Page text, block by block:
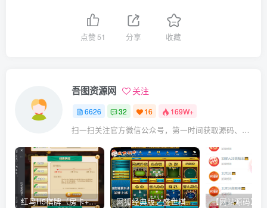
点赞 51 分享 收藏
吾图资源网 关注
6626 32 16 169W+
扫一扫关注官方微信公众号，第一时间获取源码、网赚项目资源教程，自媒体等知识干货，让互联网创业赚钱更简单。
红鸟H5棋牌（房卡+金币）全套双模式游戏源码 网狐经典版之盛世棋牌完整游戏源码（包含文档、架设教程、网站、源代码等）